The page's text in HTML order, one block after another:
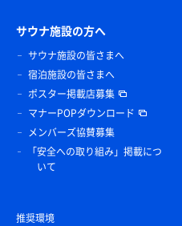
サウナ施設の方へ
サウナ施設の皆さまへ
宿泊施設の皆さまへ
ポスター掲載店募集
マナーPOPダウンロード
メンバーズ協賛募集
「安全への取り組み」掲載につ
いて
推奨環境